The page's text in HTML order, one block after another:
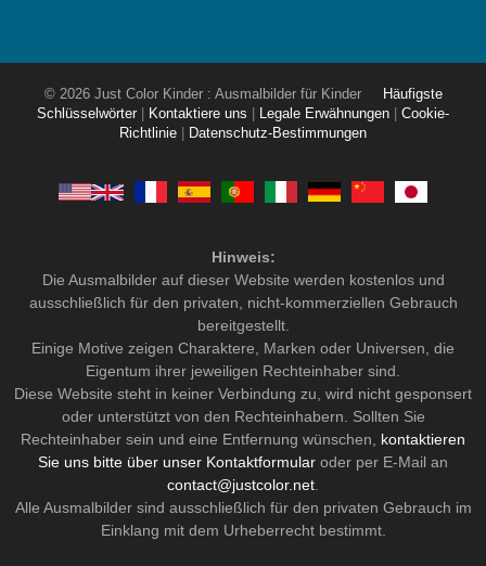
© 2026 Just Color Kinder : Ausmalbilder für Kinder
Häufigste
Schlüsselwörter
Kontaktiere uns Legale Erwähnungen
Cookie-
Richtlinie
Datenschutz-Bestimmungen
Hinweis:
Die Ausmalbilder auf dieser Website werden kostenlos und
ausschließlich für den privaten, nicht-kommerziellen Gebrauch
bereitgestellt.
Einige Motive zeigen Charaktere, Marken oder Universen, die
Eigentum ihrer jeweiligen Rechteinhaber sind.
Diese Website steht in keiner Verbindung zu, wird nicht gesponsert
oder unterstützt von den Rechteinhabern. Sollten Sie
Rechteinhaber sein und eine Entfernung wünschen, kontaktieren
Sie uns bitte über unser Kontaktformular oder per E-Mail an
contact@justcolor.net.
Alle Ausmalbilder sind ausschließlich für den privaten Gebrauch im
Einklang mit dem Urheberrecht bestimmt.